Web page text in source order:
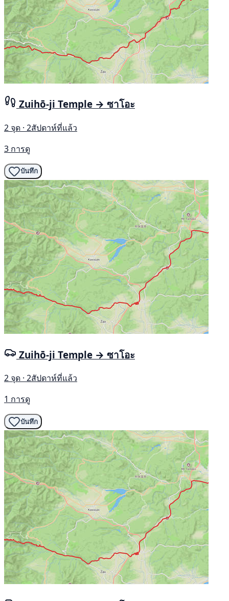
Zuihō-ji Temple → ซาโอะ
2 จุด · 2สัปดาห์ที่แล้ว
3 การดู
บันทึก
Zuihō-ji Temple → ซาโอะ
2 จุด · 2สัปดาห์ที่แล้ว
1 การดู
บันทึก